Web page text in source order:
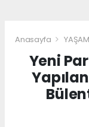
Anasayfa YAŞAM
Yeni